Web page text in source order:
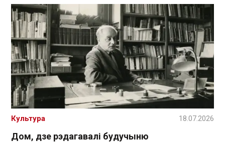
Дом, дзе рэдагавалі будучыню
Культура 18.07.2026